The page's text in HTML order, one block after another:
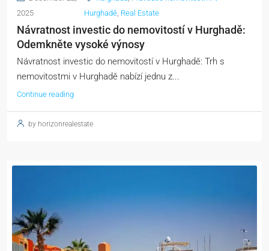
2025
Hurghadě, Real Estate
Návratnost investic do nemovitostí v Hurghadě:
Odemkněte vysoké výnosy
Návratnost investic do nemovitostí v Hurghadě: Trh s
nemovitostmi v Hurghadě nabízí jednu z...
Continue reading
by horizonrealestate